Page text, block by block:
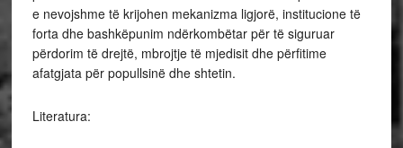
e nevojshme të krijohen mekanizma ligjorë, institucione të
forta dhe bashkëpunim ndërkombëtar për të siguruar
përdorim të drejtë, mbrojtje të mjedisit dhe përfitime
afatgjata për popullsinë dhe shtetin.
Literatura: